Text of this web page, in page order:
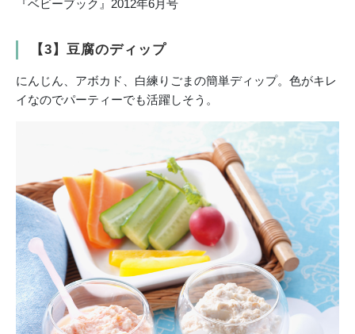
『ベビーブック』2012年6月号
【3】豆腐のディップ
にんじん、アボカド、白練りごまの簡単ディップ。色がキレ
イなのでパーティーでも活躍しそう。